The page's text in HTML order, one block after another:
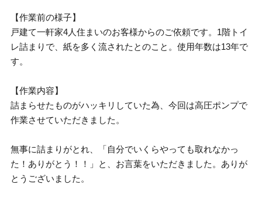
【作業前の様子】
戸建て一軒家4人住まいのお客様からのご依頼です。1階トイ
レ詰まりで、紙を多く流されたとのこと。使用年数は13年で
す。
【作業内容】
詰まらせたものがハッキリしていた為、今回は高圧ポンプで
作業させていただきました。
無事に詰まりがとれ、「自分でいくらやっても取れなかっ
た！ありがとう！！」と、お言葉をいただきました。ありが
とうございました。